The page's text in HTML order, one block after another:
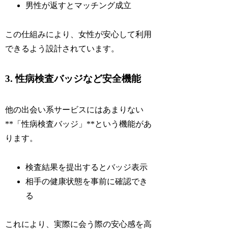
男性が返すとマッチング成立
この仕組みにより、女性が安心して利用
できるよう設計されています。
3. 性病検査バッジなど安全機能
他の出会い系サービスにはあまりない
**「性病検査バッジ」**という機能があ
ります。
検査結果を提出するとバッジ表示
相手の健康状態を事前に確認でき
る
これにより、実際に会う際の安心感を高